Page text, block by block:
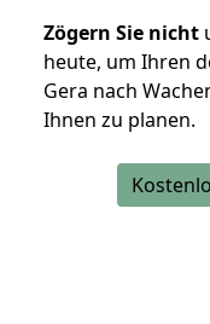
Zögern Sie nicht
heute, um Ihren
Gera nach
Ihnen zu planen.